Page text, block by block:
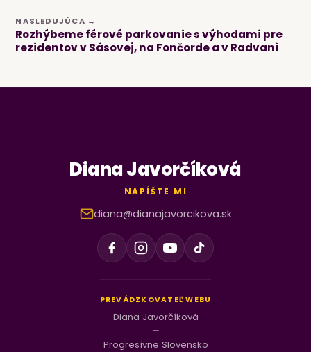
NASLEDUJÚCA →
Rozhýbeme férové parkovanie s výhodami pre
rezidentov v Sásovej, na Fončorde a v Radvani
Diana Javorčíková
NAPÍŠTE MI
diana@dianajavorcikova.sk
PREVÁDZKOVATEĽ WEBU
Diana Javorčíková
—
Progresívne Slovensko